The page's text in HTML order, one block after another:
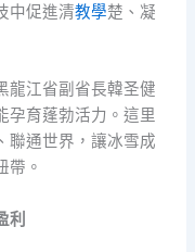
中促進清教學楚、凝
龍江省副省長韓圣健
孕育蓬勃活力。這里
聯通世界，讓冰雪成
帶。
利